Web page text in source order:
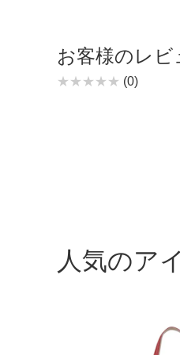
お客様のレビ
(0)
人気のア